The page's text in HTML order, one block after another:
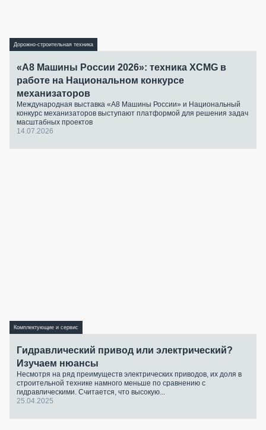
Дорожно-строительная техника
«А8 Машины России 2026»: техника XCMG в
работе на Национальном конкурсе
механизаторов
Международная выставка «А8 Машины России» и Национальный
конкурс механизаторов выступают платформой для решения задач
масштабных проектов
14.07.2026
Комплектующие и сервис
Гидравлический привод или электрический?
Изучаем нюансы
Несмотря на ряд преимуществ электрических приводов, их доля в
строительной технике намного меньше по сравнению с
гидравлическими. Считается, что высокую...
25.04.2025